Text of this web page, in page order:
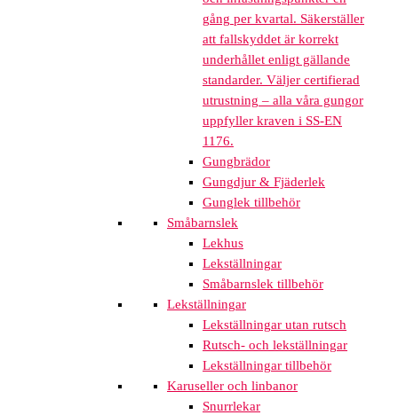
gång per kvartal. Säkerställer
att fallskyddet är korrekt
underhållet enligt gällande
standarder. Väljer certifierad
utrustning – alla våra gungor
uppfyller kraven i SS-EN
1176.
Gungbrädor
Gungdjur & Fjäderlek
Gunglek tillbehör
Småbarnslek
Lekhus
Lekställningar
Småbarnslek tillbehör
Lekställningar
Lekställningar utan rutsch
Rutsch- och lekställningar
Lekställningar tillbehör
Karuseller och linbanor
Snurrlekar